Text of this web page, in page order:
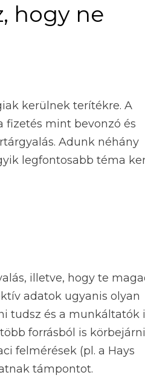
hogy ne
kerülnek terítékre. A
fizetés mint bevonzó és
Adunk néhány
legfontosabb téma
illetve, hogy te
adatok ugyanis olyan
tudsz és a munkáltatók
forrásból is
felmérések (pl. a Hays
támpontot.